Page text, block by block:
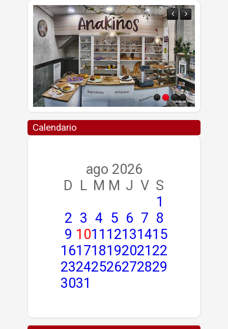
Calendario
ago 2026
D
L M M J V S
1
2 3 4 5 6 7 8
9 1011 12131415
161718192021 22
23242526272829
3031